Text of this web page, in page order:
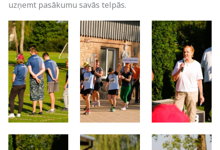
uzņemt pasākumu savās telpās.